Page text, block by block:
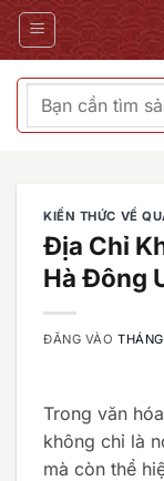
Bỏ
qua
Tìm
kiếm:
KIẾN THỨC VỀ
Địa Chỉ
Hà Đông
ĐĂNG VÀO
Trong văn
không chỉ là
mà còn thể